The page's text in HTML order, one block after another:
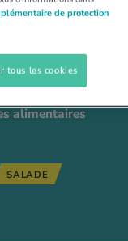
alimentaires
SALADE
de protection
tous les cookies